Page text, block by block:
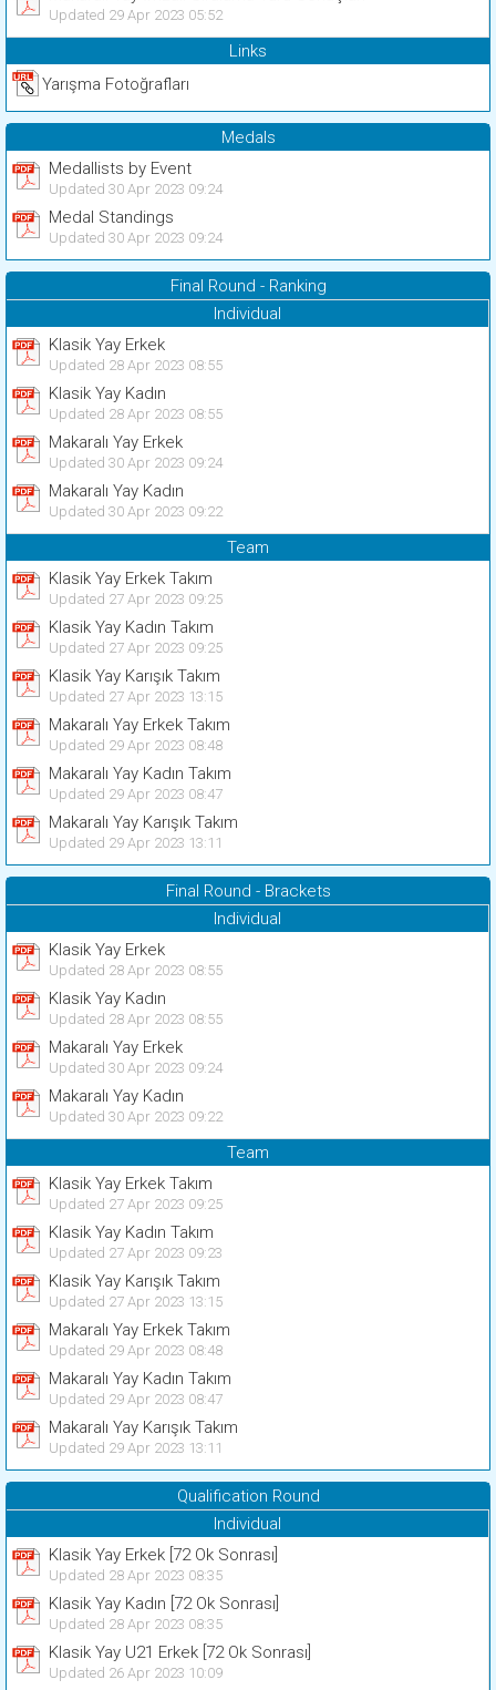
Updated 29 Apr 2023 05:52
Links
Yarışma Fotoğrafları
Medals
Medallists by Event
Updated 30 Apr 2023 09:24
Medal Standings
Updated 30 Apr 2023 09:24
Final Round - Ranking
Individual
Klasik Yay Erkek
Updated 28 Apr 2023 08:55
Klasik Yay Kadın
Updated 28 Apr 2023 08:55
Makaralı Yay Erkek
Updated 30 Apr 2023 09:24
Makaralı Yay Kadın
Updated 30 Apr 2023 09:22
Team
Klasik Yay Erkek Takım
Updated 27 Apr 2023 09:25
Klasik Yay Kadın Takım
Updated 27 Apr 2023 09:25
Klasik Yay Karışık Takım
Updated 27 Apr 2023 13:15
Makaralı Yay Erkek Takım
Updated 29 Apr 2023 08:48
Makaralı Yay Kadın Takım
Updated 29 Apr 2023 08:47
Makaralı Yay Karışık Takım
Updated 29 Apr 2023 13:11
Final Round - Brackets
Individual
Klasik Yay Erkek
Updated 28 Apr 2023 08:55
Klasik Yay Kadın
Updated 28 Apr 2023 08:55
Makaralı Yay Erkek
Updated 30 Apr 2023 09:24
Makaralı Yay Kadın
Updated 30 Apr 2023 09:22
Team
Klasik Yay Erkek Takım
Updated 27 Apr 2023 09:25
Klasik Yay Kadın Takım
Updated 27 Apr 2023 09:23
Klasik Yay Karışık Takım
Updated 27 Apr 2023 13:15
Makaralı Yay Erkek Takım
Updated 29 Apr 2023 08:48
Makaralı Yay Kadın Takım
Updated 29 Apr 2023 08:47
Makaralı Yay Karışık Takım
Updated 29 Apr 2023 13:11
Qualification Round
Individual
Klasik Yay Erkek [72 Ok Sonrası]
Updated 28 Apr 2023 08:35
Klasik Yay Kadın [72 Ok Sonrası]
Updated 28 Apr 2023 08:35
Klasik Yay U21 Erkek [72 Ok Sonrası]
Updated 26 Apr 2023 10:09